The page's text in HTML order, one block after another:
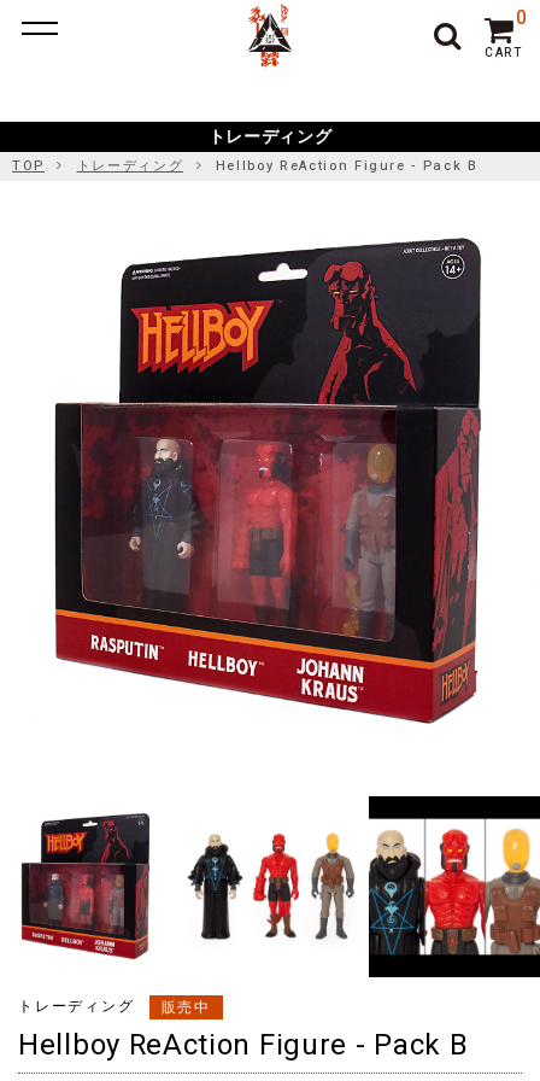
ポーカー アプリ おすすめ
ポー
カーアプリ おすすめ
オンラインポーカー
CART
0
トレーディング
TOP トレーディング Hellboy ReAction Figure - Pack B
トレーディング 販売中
Hellboy ReAction Figure - Pack B